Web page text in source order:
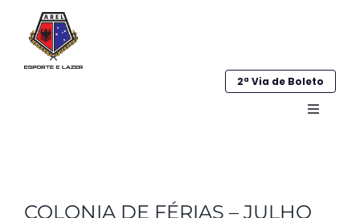
para
2ª Via de Boleto
Alternar
Institucional
Larger
COLONIA DE FÉRIAS – JULHO